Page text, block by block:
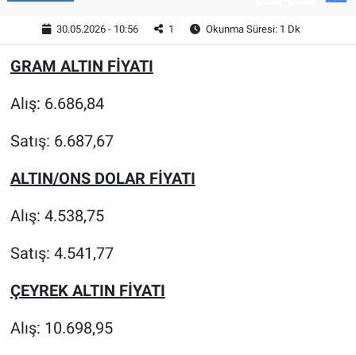
30.05.2026 - 10:56 1 Okunma Süresi: 1 Dk
GRAM ALTIN FİYATI
Alış: 6.686,84
Satış: 6.687,67
ALTIN/ONS DOLAR FİYATI
Alış: 4.538,75
Satış: 4.541,77
ÇEYREK ALTIN FİYATI
Alış: 10.698,95